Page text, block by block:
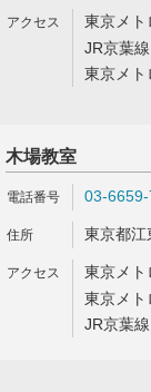
東京メト
JR京葉
東京メト
木場教室
03-
東京都江
東京メト
東京メト
JR京葉